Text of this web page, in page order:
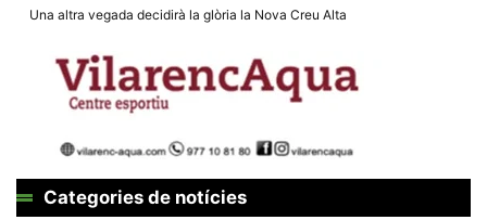
Una altra vegada decidirà la glòria la Nova Creu Alta
Categories de notícies
anònima d'ús
la funcionalitat
i la seva
estructura.
d'usuari
components